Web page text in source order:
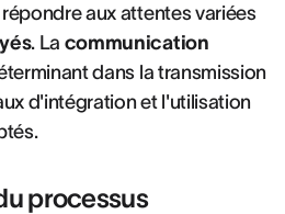
aux attentes variées
. La communication
dans la transmission
d'intégration et l'utilisation
processus